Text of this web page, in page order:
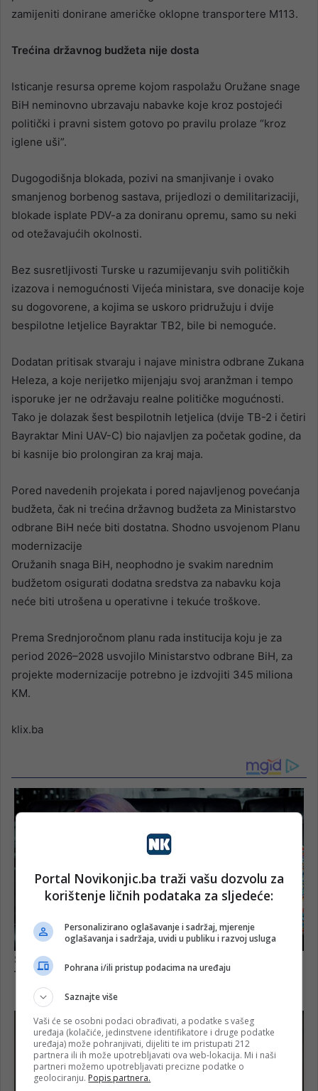
zamijeniti donirane američke oklopne transportere M113.
Trećina državnog budžeta nije dosta
Isticanje resursa opreme kojom raspolažu Oružane snage
BiH neminovno ubrzavaju nabavke koje kroz postojeći
politički i pravni sistem gotovo po pravilu prolaze “kroz
iglene uši”.
Dugogodišnja blokada, pozivi na smanjivanje i ovako
smanjenog borbenog sastava, prijedlozi o demilitarizaciji,
blokade isplate PDV-a za doniranu opremu, samo su neki
od otežavajućih okolnosti.
Bez susretljivosti Turske u razumijevanju svih političkih
izazova i nemogućnosti Vijeća ministara, sve donacije koje
su dogovorene, a kojima se uskoro pridružuju i dvije
bespilotne letjelice Bayraktar TB2, bile bi nemoguće.
Dodatan pritisak stvaraju i najave ministra odbrane Zukana
Heleza, a koje nerijetko mijenjaju svoj aranžman i tempo
isporuke jer ne održavaju realne političke mogućnosti.
Tako je dolazak šest bespilotnih letjelica (dvije TB-2 i četiri
Bayraktar Mini UAV-C) bio najavljen za početak godine, da
bi kasnije bio prolongiran za kraj maja.
Pored navedenih projekata i pored najavljenog povećanja
budžeta, čak ni trećina državnog budžeta za Ministarstvo
odbrane BiH neće biti dostatna. Shodno usvojenom Planu
modernizacije
Oružanih snaga BiH, neophodno je svakim narednim
budžetom osigurati dodatna sredstva za nabavku koja
neće biti utrošena u operativne i tekuće troškove.
Prema Srednjoročnom planu rada institucija koju je za
period 2026–2028 usvojilo Ministarstvo odbrane BiH, za
projekte modernizacije potrebno je izdvojiti 345 miliona
KM.
klix.ba
Portal Novikonjic.ba traži vašu dozvolu za
korištenje ličnih podataka za sljedeće:
Personalizirano oglašavanje i sadržaj, mjerenje
oglašavanja i sadržaja, uvidi u publiku i razvoj usluga
Pohrana i/ili pristup podacima na uređaju
Saznajte više
Vaši će se osobni podaci obrađivati, a podatke s vašeg
uređaja (kolačiće, jedinstvene identifikatore i druge podatke
uređaja) može pohranjivati, dijeliti te im pristupati 212
partnera ili ih može upotrebljavati ova web-lokacija. Mi i naši
partneri možemo upotrebljavati precizne podatke o
geolociranju. Popis partnera.